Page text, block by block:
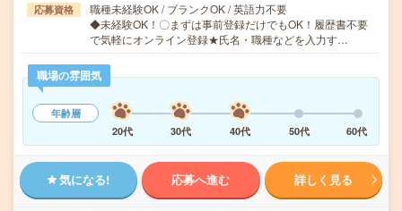
応募資格
職種未経験OK / ブランクOK / 英語力不要
◆未経験OK！〇まずは事前登録だけでもOK！履歴書不要
で気軽にオンライン登録★氏名・職種などを入力す…
職場の雰囲気
年齢層
20代
30代 40代 50代 60代
気になる! 応募へ進む 詳しく見る